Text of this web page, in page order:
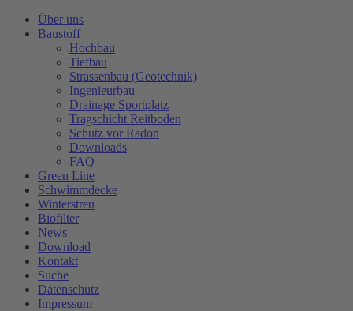
Über uns
Baustoff
Hochbau
Tiefbau
Strassenbau (Geotechnik)
Ingenieurbau
Drainage Sportplatz
Tragschicht Reitboden
Schutz vor Radon
Downloads
FAQ
Green Line
Schwimmdecke
Winterstreu
Biofilter
News
Download
Kontakt
Suche
Datenschutz
Impressum